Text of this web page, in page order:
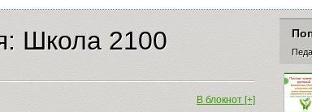
Школа 2100
В блокнот [+]